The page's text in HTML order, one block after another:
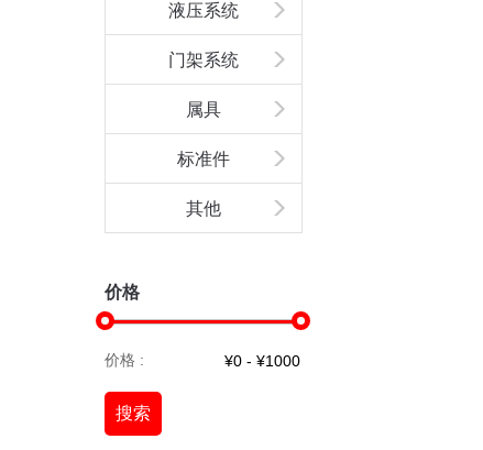
液压系统
门架系统
属具
标准件
其他
价格
价格 :
搜索